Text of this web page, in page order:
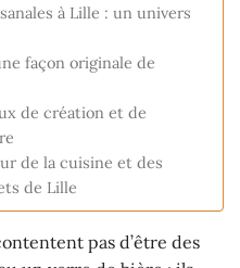
à Lille : un univers
façon originale de
de création et de
de la cuisine et des
de Lille
pas d’être des